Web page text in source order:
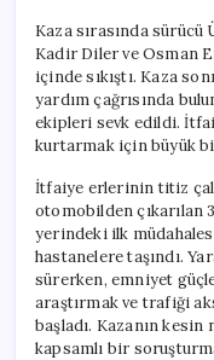
Kaza sırasında
Kadir Diler ve Osman
içinde sıkıştı. Kaza
yardım çağrısında
ekipleri sevk edildi.
kurtarmak için büyük
İtfaiye erlerinin titiz
otomobilden çıkarılan
yerindeki ilk
hastanelere taşındı.
sürerken, emniyet
araştırmak ve trafiği
başladı. Kazanın
kapsamlı bir